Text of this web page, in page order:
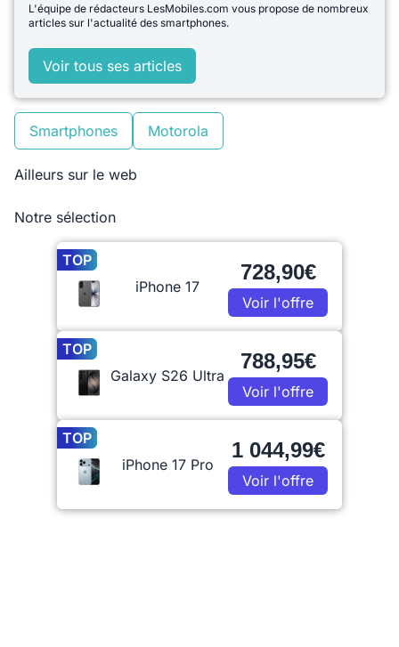
L'équipe de rédacteurs LesMobiles.com vous propose de nombreux
articles sur l'actualité des smartphones.
Voir tous ses articles
Smartphones Motorola
Ailleurs sur le web
Notre sélection
TOP
iPhone 17
728,90€
Voir l'offre
TOP
Galaxy S26 Ultra
788,95€
Voir l'offre
TOP
iPhone 17 Pro
1 044,99€
Voir l'offre